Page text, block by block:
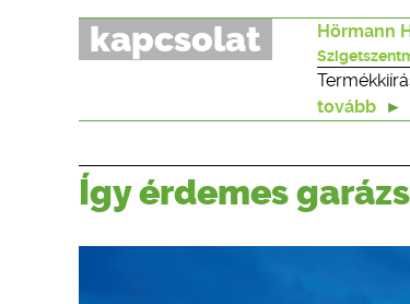
kapcsolat Hörmann
tovább
Így érdemes